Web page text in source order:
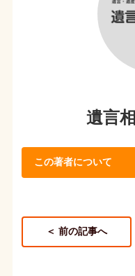
遺言
この著者について
＜ 前の記事へ